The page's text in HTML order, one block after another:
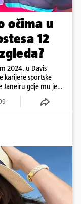
očima u
12
2024. u Davis
karijere sportske
Janeiru gdje mu je